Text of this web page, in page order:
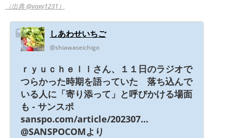
（出典 @voxy1231）
しあわせいちご
@shiawaseichigo
ｒｙｕｃｈｅｌｌさん、１１日のラジオで
つらかった時期を語っていた 落ち込んで
いる人に「寄り添って」と呼びかける場面
も - サンスポ
sanspo.com/article/202307…
@SANSPOCOMより